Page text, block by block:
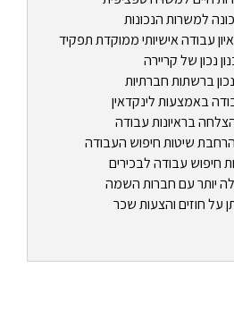
למשרות הנכונות
עבודה אישיותי ממוקדת תפקיד
נכון של קריירה
ברשתות חברתיות
באמצעות לינקדאין
בראיונות עבודה
שיטות חיפוש העבודה
חיפוש עבודה לבכירים
יותר עם חברות השמה
על חוזים והצעות שכר